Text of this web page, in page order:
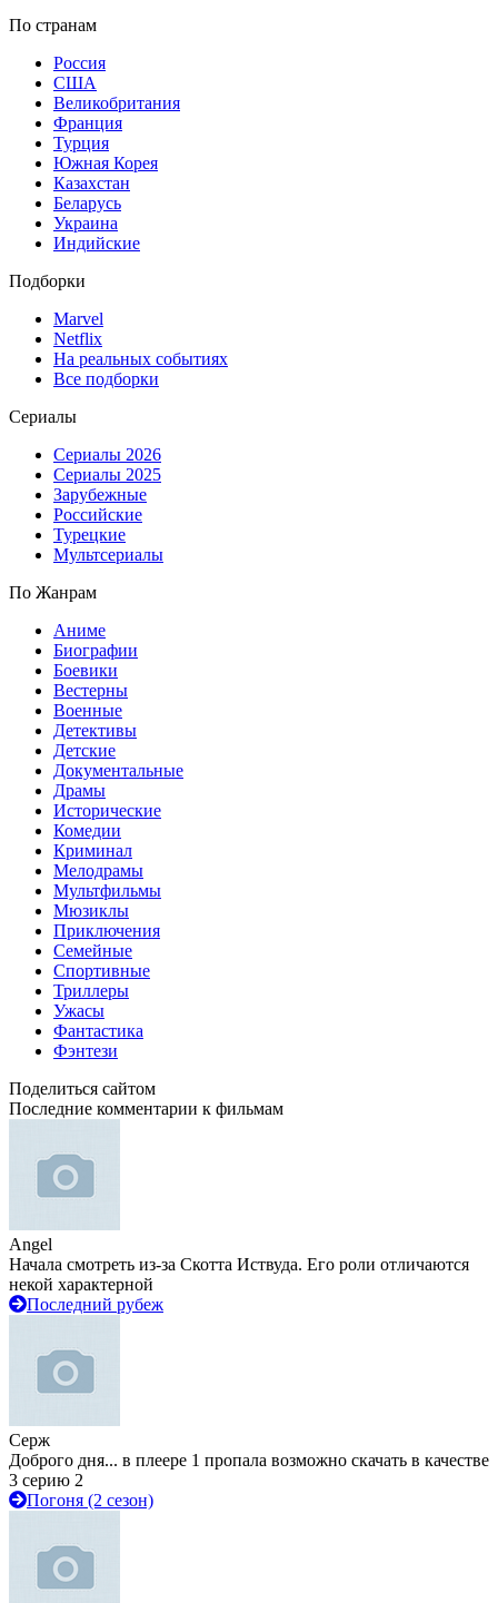
По странам
Россия
США
Великобритания
Франция
Турция
Южная Корея
Казахстан
Беларусь
Украина
Индийские
Подборки
Marvel
Netflix
На реальных событиях
Все подборки
Сериалы
Сериалы 2026
Сериалы 2025
Зарубежные
Российские
Турецкие
Мультсериалы
По Жанрам
Аниме
Биографии
Боевики
Вестерны
Военные
Детективы
Детские
Документальные
Драмы
Исторические
Комедии
Криминал
Мелодрамы
Мультфильмы
Мюзиклы
Приключения
Семейные
Спортивные
Триллеры
Ужасы
Фантастика
Фэнтези
Поделиться сайтом
Последние комментарии к фильмам
Angel
Начала смотреть из-за Скотта Иствуда. Его роли отличаются
некой характерной
Последний рубеж
Серж
Доброго дня... в плеере 1 пропала возможно скачать в качестве
3 серию 2
Погоня (2 сезон)